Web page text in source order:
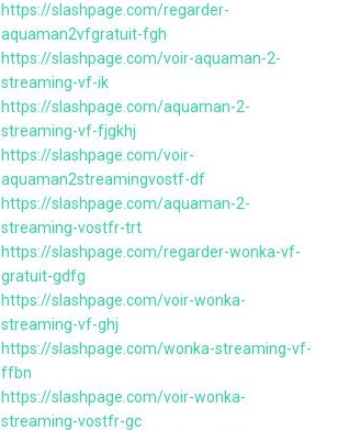
https://slashpage.com/regarder-
aquaman2vfgratuit-fgh
https://slashpage.com/voir-aquaman-2-
streaming-vf-ik
https://slashpage.com/aquaman-2-
streaming-vf-fjgkhj
https://slashpage.com/voir-
aquaman2streamingvostf-df
https://slashpage.com/aquaman-2-
streaming-vostfr-trt
https://slashpage.com/regarder-wonka-vf-
gratuit-gdfg
https://slashpage.com/voir-wonka-
streaming-vf-ghj
https://slashpage.com/wonka-streaming-vf-
ffbn
https://slashpage.com/voir-wonka-
streaming-vostfr-gc